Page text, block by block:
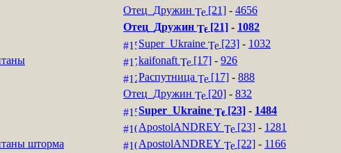
Отец_Дружин
[21] - 4656
Отец_Дружин [21] - 1082
Super_Ukraine
[23] - 1032
kaifonaft
[17] - 926
Распутница
[17] - 888
Отец_Дружин
[20] - 832
шторма
Super_Ukraine [23] - 1484
ApostolANDREY
[23] - 1281
ApostolANDREY
[22] - 1166